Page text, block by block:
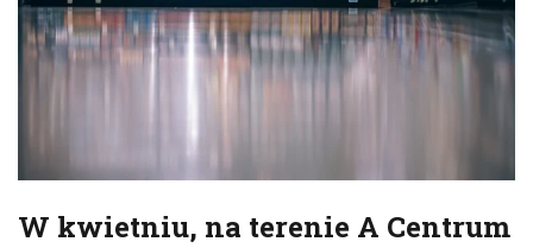
W kwietniu, na terenie A Centrum